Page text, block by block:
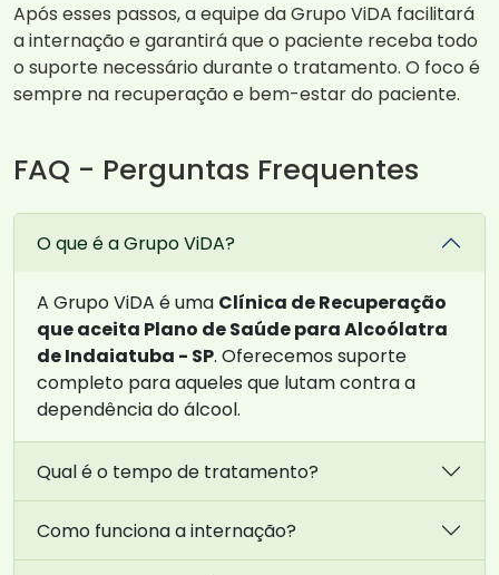
Após esses passos, a equipe da Grupo ViDA facilitará
a internação e garantirá que o paciente receba todo
o suporte necessário durante o tratamento. O foco é
sempre na recuperação e bem-estar do paciente.
FAQ - Perguntas Frequentes
O que é a Grupo ViDA?
A Grupo ViDA é uma Clínica de Recuperação
que aceita Plano de Saúde para Alcoólatra
de Indaiatuba - SP. Oferecemos suporte
completo para aqueles que lutam contra a
dependência do álcool.
Qual é o tempo de tratamento?
Como funciona a internação?